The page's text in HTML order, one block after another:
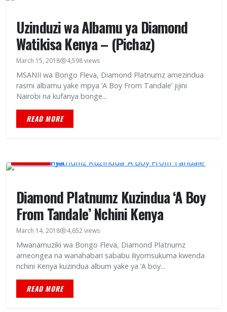
Uzinduzi wa Albamu ya Diamond
Watikisa Kenya – (Pichaz)
March 15, 2018 4,598 views
MSANII wa Bongo Fleva, Diamond Platnumz amezindua
rasmi albamu yake mpya ‘A Boy From Tandale’ jijini
Nairobi na kufanya bonge...
READ MORE
Diamond Platnumz Kuzindua ‘A Boy
From Tandale’ Nchini Kenya
March 14, 2018 4,652 views
Mwanamuziki wa Bongo Fleva, Diamond Platnumz
ameongea na wanahabari sababu iliyomsukuma kwenda
nchini Kenya kuzindua album yake ya ‘A boy...
READ MORE